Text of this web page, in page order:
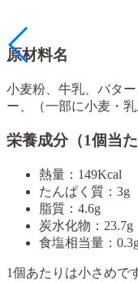
原材料名
小麦粉、牛乳、バタ
ー、（一部に小麦・乳
栄養成分（1個当た
熱量：149Kcal
たんぱく質：3g
脂質：4.6g
炭水化物：23.7g
食塩相当量：
1個あたりは小さめで